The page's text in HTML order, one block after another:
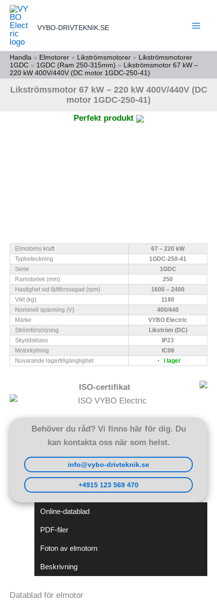
Hoppa
innehåll
VYBO-DRIVTEKNIK.SE
Handla » Elmotorer » Likströmsmotorer » Likströmsmotorer
1GDC » 1GDC (Ram 250-315mm) » Likströmsmotor 67 kW –
220 kW 400V/440V (DC motor 1GDC-250-41)
Likströmsmotor 67 kW – 220 kW 400V/440V (DC
motor 1GDC-250-41)
Perfekt produkt
Elmotorns kraft
67 – 220 kW
Typbeteckning
1GDC-250-41
Serie
1GDC
Ramstorlek (mm)
250
Hastighet vid fältförsvagad (rpm)
1600 – 2400
Vikt (kg)
1180
Nominell spänning (V)
400/440
Märke
VYBO Electric
Strömförsörjning
Likström (DC)
Skyddsklass
IP23
Motorkylning
IC06
Nuvarande lagertillgänglighet
i lager
ISO-certifikat
Behöver du råd? Vi finns här för dig. Du
kan kontakta oss när som helst.
info@vybo-drivteknik.se
+4915 123 569 470
Online-datablad
PDF-filer
Foton av elmotorn
Beskrivning
Datablad för elmotor